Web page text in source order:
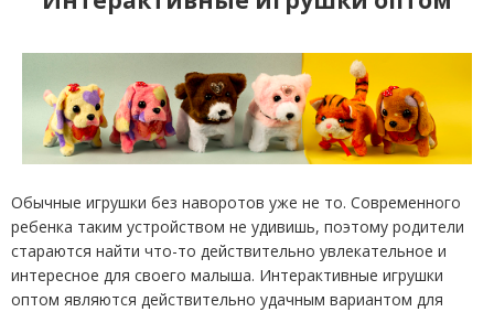
Обычные игрушки без наворотов уже не то. Современного
ребенка таким устройством не удивишь, поэтому родители
стараются найти что-то действительно увлекательное и
интересное для своего малыша. Интерактивные игрушки
оптом являются действительно удачным вариантом для